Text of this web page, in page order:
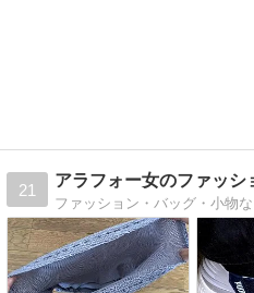
21
アラフォー女のファッシ
ファッション・バッグ・小物